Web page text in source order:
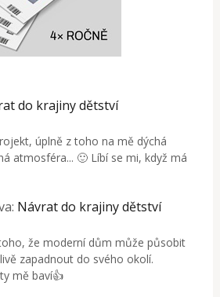
do krajiny dětství
úplně z toho na mě dýchá
atmosféra... 🙂 Líbí se mi, když má
: Návrat do krajiny dětství
že moderní dům může působit
zapadnout do svého okolí.
mě baví👍